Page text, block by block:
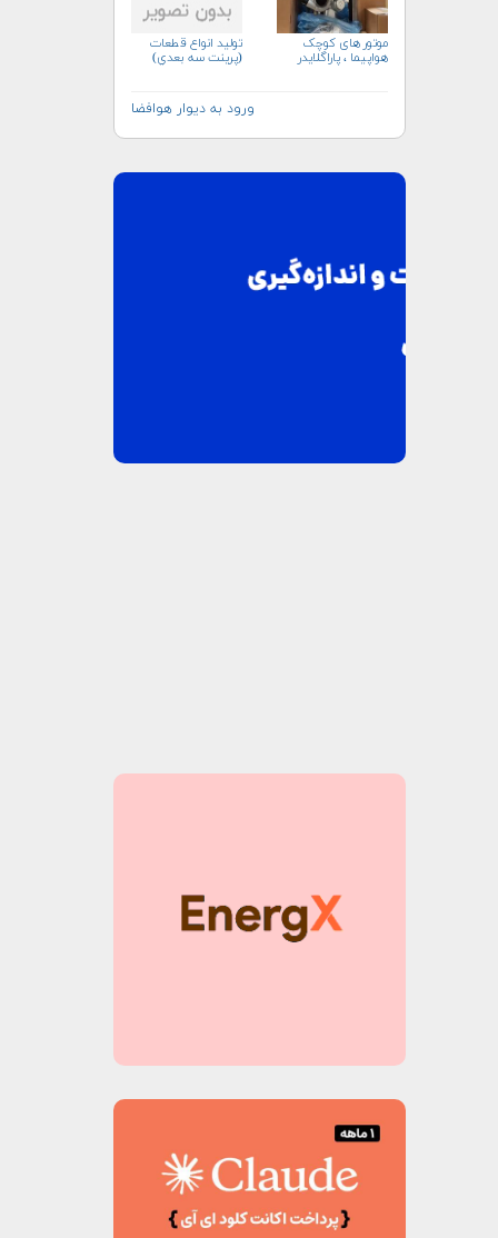
موتور های کوچک
هواپیما ، پاراگلایدر
توليد انواع قطعات
(پرينت سه بعدي)
ورود به دیوار هوافضا